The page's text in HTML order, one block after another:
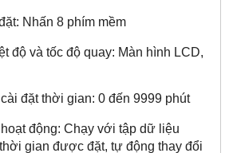
Nhấn 8 phím mềm
độ và tốc độ quay: Màn hình LCD,
đặt thời gian: 0 đến 9999 phút
động: Chạy với tập dữ liệu
gian được đặt, tự động thay đổi